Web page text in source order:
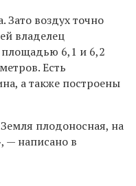
Зато воздух точно
владелец
площадью 6,1 и 6,2
Есть
а также построены
плодоносная, на
— написано в